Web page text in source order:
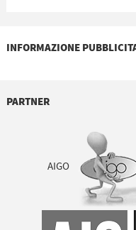
INFORMAZIONE
PARTNER
AIGO